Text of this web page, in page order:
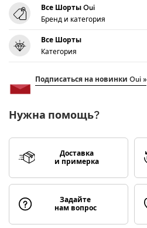
Все Шорты Oui
Бренд и категория
Все Шорты
Категория
Подписаться на новинки Oui »
Нужна помощь?
Доставка
и примерка
Задайте
нам вопрос